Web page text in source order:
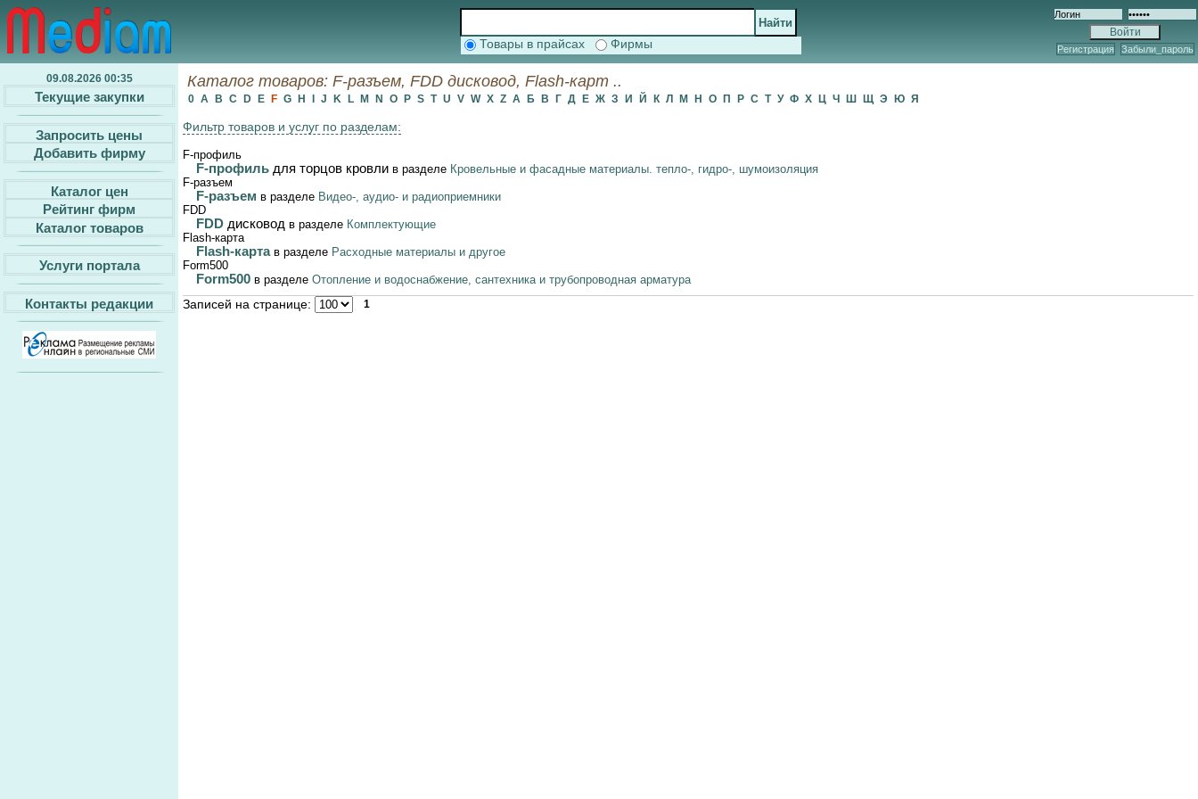
Товары в прайсах Фирмы Регистрация Забыли_пароль
09.08.2026 00:35
Текущие закупки
Запросить цены
Добавить фирму
Каталог цен
Рейтинг фирм
Каталог товаров
Услуги портала
Контакты редакции
Каталог товаров: F-разъем, FDD дисковод, Flash-карт ..
0 A B C D E F G H J K L M N O P S T U V W X Z А Б В Г Д Е Ж З И Й К Л М Н О П Р С Т У Ф Х Ц Ч Ш Щ Э Ю Я
Фильтр товаров и услуг по разделам:
F-профиль
F-профиль для торцов кровли в разделе Кровельные и фасадные материалы. тепло-, гидро-, шумоизоляция
F-разъем
F-разъем в разделе Видео-, аудио- и радиоприемники
FDD
FDD дисковод в разделе Комплектующие
Flash-карта
Flash-карта в разделе Расходные материалы и другое
Form500
Form500 в разделе Отопление и водоснабжение, сантехника и трубопроводная арматура
Записей на странице: 1